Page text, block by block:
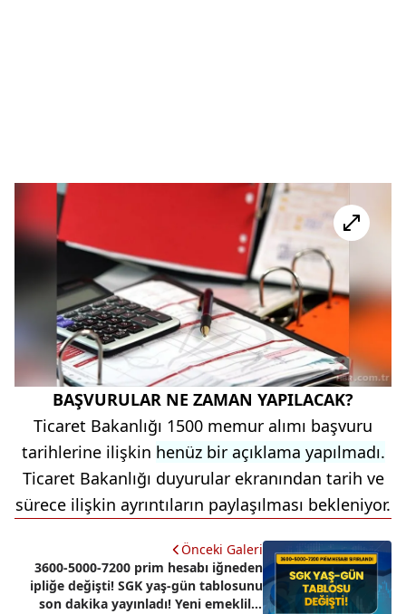
BAŞVURULAR NE ZAMAN YAPILACAK?
Ticaret Bakanlığı 1500 memur alımı başvuru
tarihlerine ilişkin henüz bir açıklama yapılmadı.
Ticaret Bakanlığı duyurular ekranından tarih ve
sürece ilişkin ayrıntıların paylaşılması bekleniyor.
Önceki Galeri
3600-5000-7200 prim hesabı iğneden
ipliğe değişti! SGK yaş-gün tablosunu
son dakika yayınladı! Yeni emeklilik